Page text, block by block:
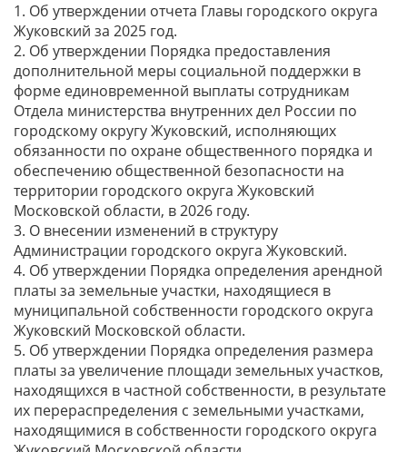
1. Об утверждении отчета Главы городского округа
Жуковский за 2025 год.
2. Об утверждении Порядка предоставления
дополнительной меры социальной поддержки в
форме единовременной выплаты сотрудникам
Отдела министерства внутренних дел России по
городскому округу Жуковский, исполняющих
обязанности по охране общественного порядка и
обеспечению общественной безопасности на
территории городского округа Жуковский
Московской области, в 2026 году.
3. О внесении изменений в структуру
Администрации городского округа Жуковский.
4. Об утверждении Порядка определения арендной
платы за земельные участки, находящиеся в
муниципальной собственности городского округа
Жуковский Московской области.
5. Об утверждении Порядка определения размера
платы за увеличение площади земельных участков,
находящихся в частной собственности, в результате
их перераспределения с земельными участками,
находящимися в собственности городского округа